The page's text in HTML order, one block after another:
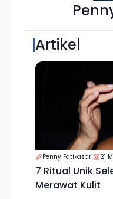
Artikel
Penny Fatikasari 21
7 Ritual Unik
Merawat Kulit